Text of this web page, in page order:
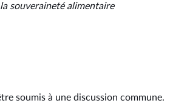
souveraineté alimentaire
soumis à une discussion commune.